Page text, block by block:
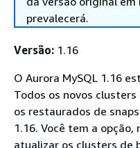
prevalecerá.
Versão: 1.16
O Aurora MySQL 1.16
Todos os novos
os restaurados de
1.16. Você tem a
atualizar os clusters de